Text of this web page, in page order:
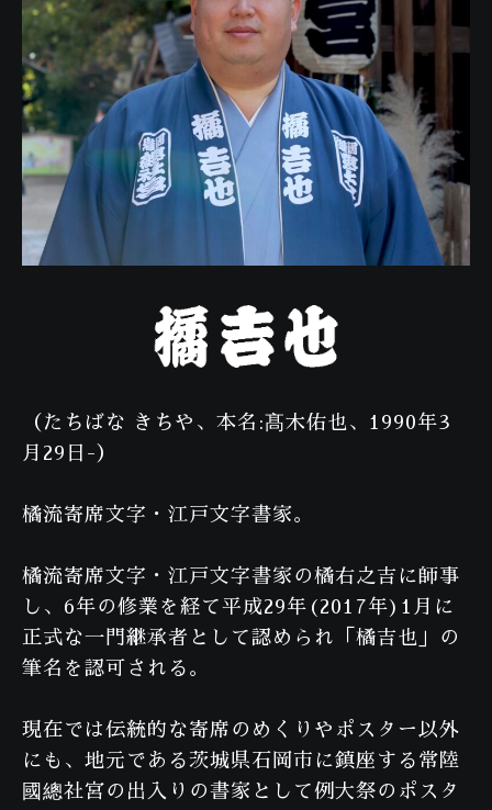
（たちばな きちや、本名:髙木佑也、1990年3
月29日-）
橘流寄席文字・江戸文字書家。
橘流寄席文字・江戸文字書家の橘右之吉に師事
し、6年の修業を経て平成29年(2017年)1月に
正式な一門継承者として認められ「橘吉也」の
筆名を認可される。
現在では伝統的な寄席のめくりやポスター以外
にも、地元である茨城県石岡市に鎮座する常陸
國總社宮の出入りの書家として例大祭のポスタ